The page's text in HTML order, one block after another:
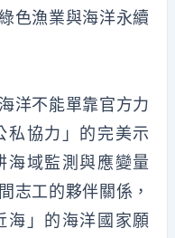
色漁業與海洋永續
洋不能單靠官方力
私協力」的完美示
海域監測與應變量
志工的夥伴關係，
海」的海洋國家願